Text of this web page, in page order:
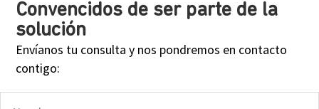
Convencidos de ser parte de la
solución
Envíanos tu consulta y nos pondremos en contacto
contigo: